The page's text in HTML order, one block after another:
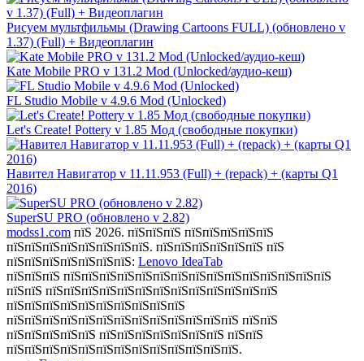
Рисуем мультфильмы (Drawing Cartoons FULL) (обновлено v
1.37) (Full) + Видеоплагин
Kate Mobile PRO v 131.2 Mod (Unlocked/аудио-кеш)
FL Studio Mobile v 4.9.6 Mod (Unlocked)
Let's Create! Pottery v 1.85 Мод (свободные покупки)
Навител Навигатор v 11.11.953 (Full) + (repack) + (карты Q1
2016)
SuperSU PRO (обновлено v 2.82)
modss1.com пїЅ 2026. пїЅпїЅпїЅ пїЅпїЅпїЅпїЅпїЅ
пїЅпїЅпїЅпїЅпїЅпїЅпїЅпїЅ. пїЅпїЅпїЅпїЅпїЅпїЅ пїЅ
пїЅпїЅпїЅпїЅпїЅпїЅпїЅ: Lenovo IdeaTab
пїЅпїЅпїЅ пїЅпїЅпїЅпїЅпїЅпїЅпїЅпїЅпїЅпїЅпїЅпїЅпїЅпїЅпїЅ
пїЅпїЅ пїЅпїЅпїЅпїЅпїЅпїЅпїЅпїЅпїЅпїЅпїЅпїЅпїЅ
пїЅпїЅпїЅпїЅпїЅпїЅпїЅпїЅпїЅпїЅ
пїЅпїЅпїЅпїЅпїЅпїЅпїЅпїЅпїЅпїЅпїЅпїЅпїЅ пїЅпїЅ
пїЅпїЅпїЅпїЅпїЅ пїЅпїЅпїЅпїЅпїЅпїЅпїЅ пїЅпїЅ
пїЅпїЅпїЅпїЅпїЅпїЅпїЅпїЅпїЅпїЅпїЅпїЅпїЅ.